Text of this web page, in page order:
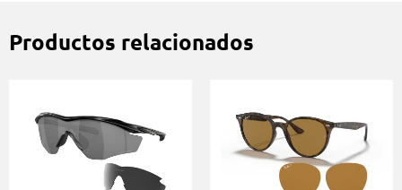
Productos relacionados